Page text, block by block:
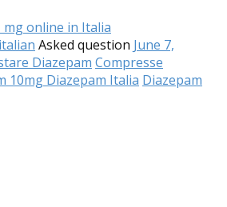
mg online in Italia
Asked question June 7,
Diazepam Compresse
10mg Diazepam Italia Diazepam